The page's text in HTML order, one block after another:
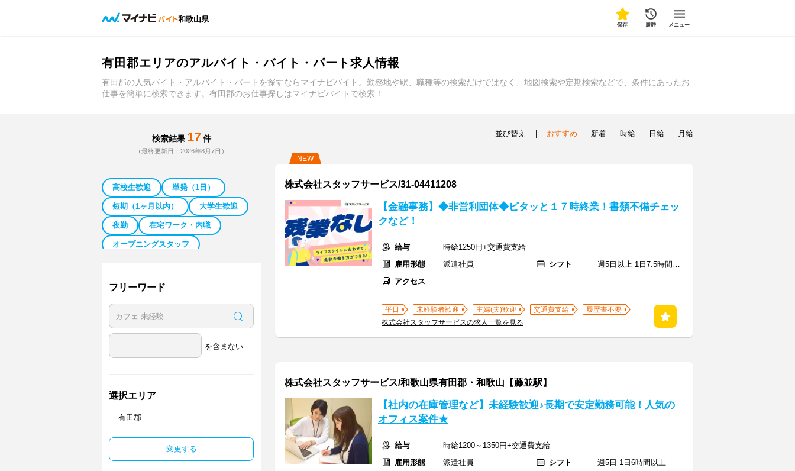
和歌山県
保存 履歴 メニュー
有田郡エリアのアルバイト・バイト・パート求人情報
有田郡の人気バイト・アルバイト・パートを探すならマイナビバイト。勤務地や駅、職種等の検索だけではなく、地図検索や定期検索などで、条件にあったお
仕事を簡単に検索できます。有田郡のお仕事探しはマイナビバイトで検索！
検索結果 17 件
（最終更新日：2026年8月7日）
高校生歓迎 単発（1日）
短期（1ヶ月以内） 大学生歓迎
夜勤 在宅ワーク・内職
オープニングスタッフ
副業・Ｗワーク歓迎
フリーワード
を含まない
選択エリア
有田郡
変更する
並び替え おすすめ 新着 時給 日給 月給
NEW
株式会社スタッフサービス/31-04411208
【金融事務】◆非営利団体◆ピタッと１７時終業！書類不備チェッ
クなど！
給与
時給1250円+交通費支給
雇用形態
派遣社員 シフト
週5日以上 1日7.5時間以上
アクセス
平日 未経験者歓迎 主婦(夫)歓迎 交通費支給
履歴書不要
株式会社スタッフサービスの求人一覧を見る
株式会社スタッフサービス/和歌山県有田郡・和歌山【藤並駅】
【社内の在庫管理など】未経験歓迎♪長期で安定勤務可能！人気の
オフィス案件★
給与
時給1200～1350円+交通費支給
雇用形態
派遣社員 シフト
週5日 1日6時間以上